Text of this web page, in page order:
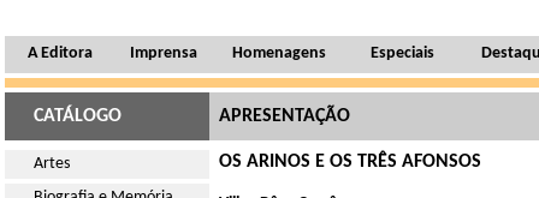
A Editora Imprensa Homenagens Especiais
CATÁLOGO APRESENTAÇÃO
Artes
OS ARINOS E OS TRÊS AFONSOS